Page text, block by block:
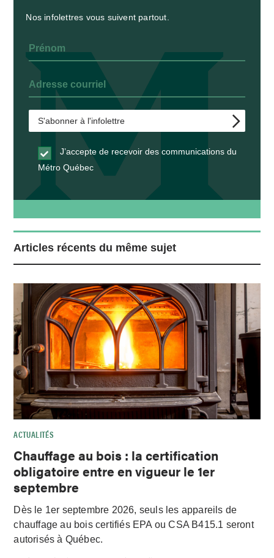
Nos infolettres vous suivent partout.
J’accepte de recevoir des communications du
Métro Québec
Articles récents du même sujet
ACTUALITÉS
Chauffage au bois : la certification
obligatoire entre en vigueur le 1er
septembre
Dès le 1er septembre 2026, seuls les appareils de
chauffage au bois certifiés EPA ou CSA B415.1 seront
autorisés à Québec.